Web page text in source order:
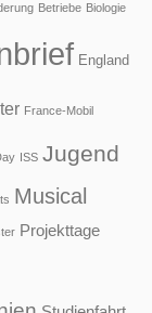
Betriebe Biologie
England
France-Mobil
ISS Jugend
Musical
Projekttage